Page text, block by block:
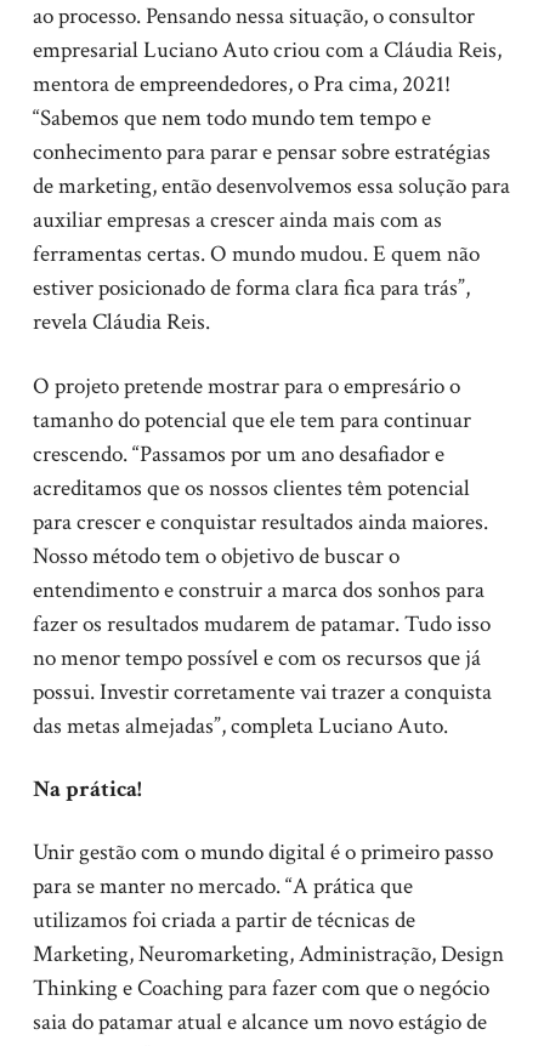
ao processo. Pensando nessa situação, o consultor
empresarial Luciano Auto criou com a Cláudia Reis,
mentora de empreendedores, o Pra cima, 2021!
“Sabemos que nem todo mundo tem tempo e
conhecimento para parar e pensar sobre estratégias
de marketing, então desenvolvemos essa solução para
auxiliar empresas a crescer ainda mais com as
ferramentas certas. O mundo mudou. E quem não
estiver posicionado de forma clara fica para trás”,
revela Cláudia Reis.
O projeto pretende mostrar para o empresário o
tamanho do potencial que ele tem para continuar
crescendo. “Passamos por um ano desafiador e
acreditamos que os nossos clientes têm potencial
para crescer e conquistar resultados ainda maiores.
Nosso método tem o objetivo de buscar o
entendimento e construir a marca dos sonhos para
fazer os resultados mudarem de patamar. Tudo isso
no menor tempo possível e com os recursos que já
possui. Investir corretamente vai trazer a conquista
das metas almejadas”, completa Luciano Auto.
Na prática!
Unir gestão com o mundo digital é o primeiro passo
para se manter no mercado. “A prática que
utilizamos foi criada a partir de técnicas de
Marketing, Neuromarketing, Administração, Design
Thinking e Coaching para fazer com que o negócio
saia do patamar atual e alcance um novo estágio de